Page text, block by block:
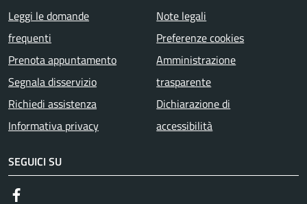
Menu piè di pagina
Leggi le domande
frequenti
Prenota appuntamento
Segnala disservizio
Richiedi assistenza
Informativa privacy
Note legali
Preferenze cookies
Amministrazione
trasparente
Dichiarazione di
accessibilità
SEGUICI SU